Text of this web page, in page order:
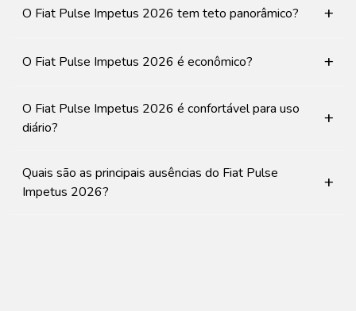
O Fiat Pulse Impetus 2026 tem teto panorâmico? +
O Fiat Pulse Impetus 2026 é econômico? +
O Fiat Pulse Impetus 2026 é confortável para uso
diário?
+
Quais são as principais ausências do Fiat Pulse
Impetus 2026?
+